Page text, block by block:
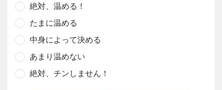
絶対、温める！
たまに温める
中身によって決める
あまり温めない
絶対、チンしません！